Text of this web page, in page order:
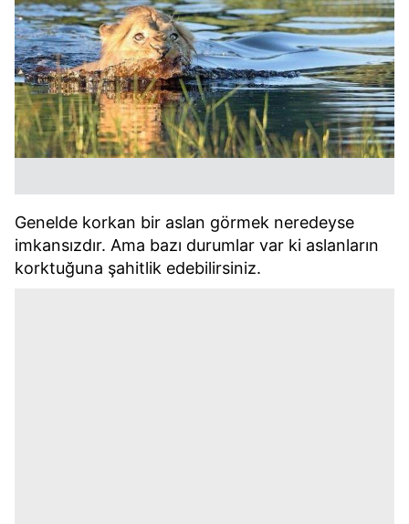
Genelde korkan bir aslan görmek neredeyse
imkansızdır. Ama bazı durumlar var ki aslanların
korktuğuna şahitlik edebilirsiniz.